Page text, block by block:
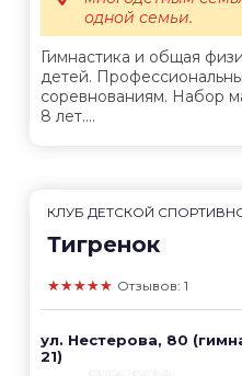
Гимнастика и общая
детей.
соревнованиям. Набор
8 лет....
одной семьи.
КЛУБ ДЕТСКОЙ
Тигренок
★★★★★ Отзывов: 1
ул. Нестерова, 80
21)